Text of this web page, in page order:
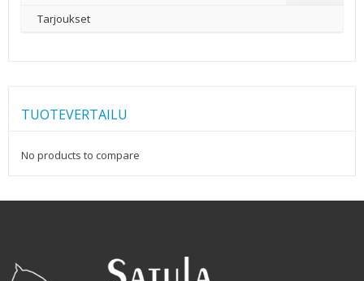
Tarjoukset
TUOTEVERTAILU
No products to compare